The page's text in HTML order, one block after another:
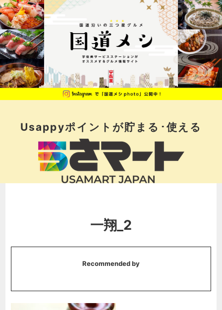
Usappyポイントが貯まる･使える
一翔_2
Recommended by